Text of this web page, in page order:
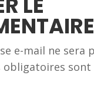
e-mail ne sera
obligatoires sont